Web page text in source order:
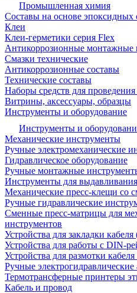
Промышленная химия
Составы на основе эпоксидных
Клеи
Клеи-герметики серия Flex
Антикоррозионные монтажные
Смазки технические
Антикоррозионные составы
Технические составы
Наборы средств для проведения
Витрины, аксессуары, образцы
Инструменты и оборудование
Инструменты и
Механические инструменты
Ручные электромеханические
Гидравлическое оборудование
Ручные монтажные
Инструменты для
Механические пресс-клещи со
Ручные гидравлические
Сменные пресс-матрицы для
инструментов
Устройства для закладки
Устройства для работы с DIN-
Устройства для размотки
Ручные
Термотрансферные принтеры
Кабель и провод